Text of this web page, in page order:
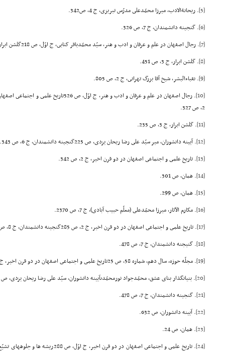
[5] . ریحانةالادب، میرزا محمّدعلى مدرّس تبریزى، ج 4، ص342.
[6] . گنجینه دانشمندان، ج 7، ص 326.
[7] . رجال اصفهان در علم و عرفان و ادب و هنر، سیّد محمّدباقر کتابى، ج اوّل، ص 218گلشن ابرار، ج 3، ص 241.
[8] . گلشن ابرار، ج 3، ص 451.
[9] . نقباءالبشر، شیخ آقا بزرگ تهرانى، ج 2، ص 805.
[10]
. رجال اصفهان در علم و عرفان و ادب و هنر، ج
2، ص 327.
[11]
. گلشن ابرار، ج 3، ص 235.
[12]
. آیینه دانشوران، میر سیّد على رضا ریحان یزدى، ص 225گنجینه دانشمندان، ج 6، ص 343.
[13]
. تاریخ علمى و اجتماعى اصفهان در دو قرن اخیر، ج 2، ص 342.
[14]
. همان، ص 301.
[15]
. همان، ص 299.
[16]
. مکارم الآثار، میرزا محمّدعلى (معلّم حبیب آبادى)، ج 7، ص 2370.
[17]
. تاریخ علمى و اجتماعى اصفهان در دو قرن اخیر، ج 2، ص 285گنجینه دانشمندان، ج 8، ص 225.
[18]
. گنیجنه دانشمندان، ج 7، ص 478.
[19]
. مجلّه حوزه، سال دهم، شماره 58، ص 25تاریخ علمى و اجتماعى اصفهان در دو قرن اخیر، ج 2، ص 338.
[20]
. بنیانگذار بناى عشق، محمّدجواد نورمحمّدىآیینه دانشوران، سیّد على رضا ریحان یزدى، ص 325.
[21]
. گنجینه دانشمندان، ج 7، ص 478.
[22]
. آیینه دانشوران، ص 632.
[23]
. همان، ص 24.
[24]
. تاریخ علمى و اجتماعى اصفهان در دو قرن